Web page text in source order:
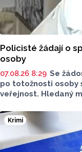
Policisté žádají o
osoby
07.08.26 8:29 Se
po totožnosti osoby
veřejnost. Hledaný
Krimi